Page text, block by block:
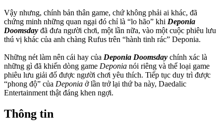
Vậy nhưng, chính bản thân game, chứ không phải ai khác, đã
chứng minh những quan ngại đó chỉ là “lo hão” khi Deponia
Doomsday đã đưa người chơi, một lần nữa, vào một cuộc phiêu lưu
thú vị khác của anh chàng Rufus trên “hành tinh rác” Deponia.
Những nét làm nên cái hay của Deponia Doomsday chính xác là
những gì đã khiến dòng game Deponia nói riêng và thể loại game
phiêu lưu giải đố được người chơi yêu thích. Tiếp tục duy trì được
“phong độ” của Deponia ở lần trở lại thứ ba này, Daedalic
Entertainment thật đáng khen ngợi.
Thông tin